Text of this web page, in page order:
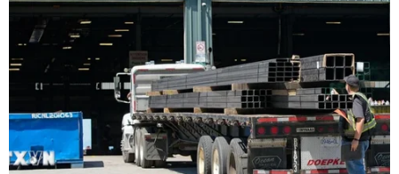
Kỷ lục Guinness về máy bay giấy lớn
nhất thế giới
03/07/2026 11:32
Phát hiện bản in Tuyên ngôn Độc lập